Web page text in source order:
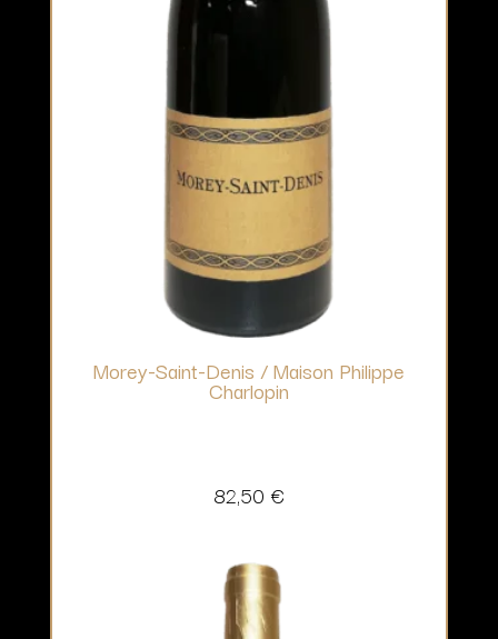
Morey-Saint-Denis / Maison Philippe
Charlopin
82,50 €